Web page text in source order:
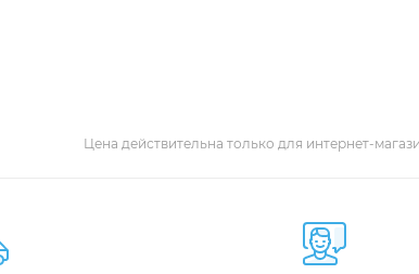
Цена действительна только для интернет-